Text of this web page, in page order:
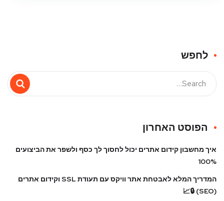
לחפש
הפוסט האחרון
איך מחשבון קידום אתרים יכול לחסוך לך כסף ולשפר את הביצועים
100%
המדריך המלא לאבטחת אתר וויקס עם תעודת SSL וקידום אתרים
(SEO) 🔒📈